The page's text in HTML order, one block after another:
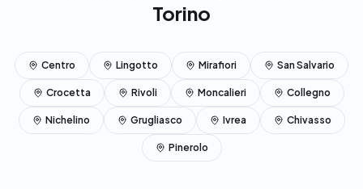
Torino
Centro Lingotto Mirafiori San Salvario
Crocetta Rivoli Moncalieri Collegno
Nichelino Grugliasco Ivrea Chivasso
Pinerolo